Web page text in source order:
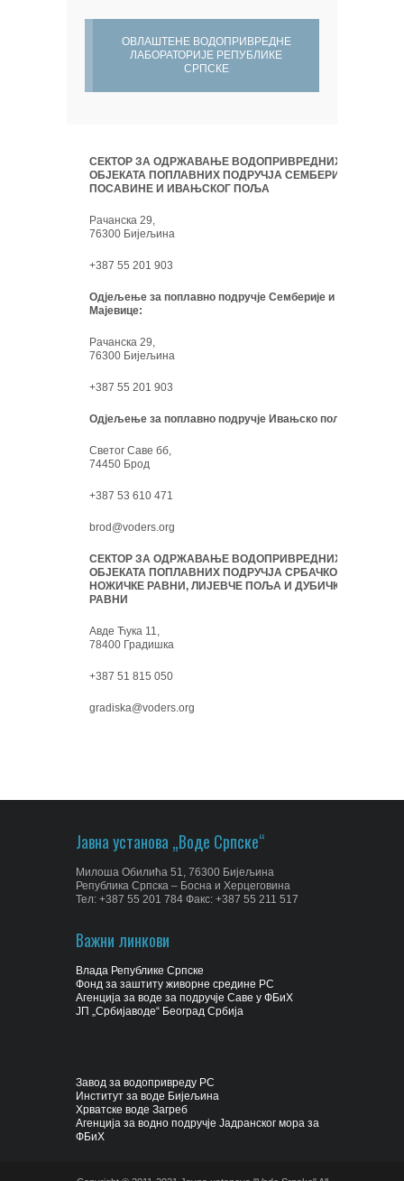
ОВЛАШТЕНЕ ВОДОПРИВРЕДНЕ
ЛАБОРАТОРИЈЕ РЕПУБЛИКЕ
СРПСКЕ
СЕКТОР ЗА ОДРЖАВАЊЕ ВОДОПРИВРЕДНИХ
ОБЈЕКАТА ПОПЛАВНИХ ПОДРУЧЈА СЕМБЕРИЈЕ,
ПОСАВИНЕ И ИВАЊСКОГ ПОЉА
Рачанска 29,
76300 Бијељина
+387 55 201 903
Одјељење за поплавно подручје Семберије и
Мајевице:
Рачанска 29,
76300 Бијељина
+387 55 201 903
Одјељење за поплавно подручје Ивањско поље:
Светог Саве бб,
74450 Брод
+387 53 610 471
brod@voders.org
СЕКТОР ЗА ОДРЖАВАЊЕ ВОДОПРИВРЕДНИХ
ОБЈЕКАТА ПОПЛАВНИХ ПОДРУЧЈА СРБАЧКО-
НОЖИЧКЕ РАВНИ, ЛИЈЕВЧЕ ПОЉА И ДУБИЧКЕ
РАВНИ
Авде Ћука 11,
78400 Градишка
+387 51 815 050
gradiska@voders.org
Јавна установа „Воде Српске“
Милоша Обилића 51, 76300 Бијељина
Република Српска – Босна и Херцеговина
Тел: +387 55 201 784 Факс: +387 55 211 517
Важни линкови
Влада Републике Српске
Фонд за заштиту живорне средине РС
Агенција за воде за подручје Саве у ФБиХ
ЈП „Србијаводе“ Београд Србија
Завод за водопривреду РС
Институт за воде Бијељина
Хрватске воде Загреб
Агенција за водно подручје Јадранског мора за
ФБиХ